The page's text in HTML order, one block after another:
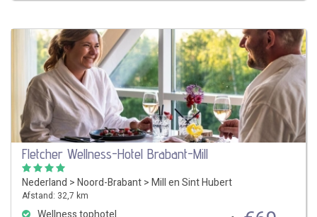
Fletcher Wellness-Hotel Brabant-Mill
Nederland >Noord-Brabant>Mill en Sint Hubert
Afstand: 32,7 km